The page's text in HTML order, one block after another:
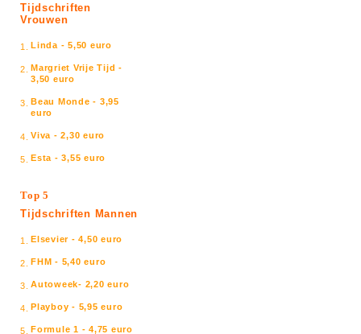
Tijdschriften
Vrouwen
1. Linda - 5,50 euro
2. Margriet Vrije Tijd -
3,50 euro
3. Beau Monde - 3,95
euro
4. Viva - 2,30 euro
5. Esta - 3,55 euro
Top 5
Tijdschriften Mannen
1. Elsevier - 4,50 euro
2. FHM - 5,40 euro
3. Autoweek- 2,20 euro
4. Playboy - 5,95 euro
5. Formule 1 - 4,75 euro